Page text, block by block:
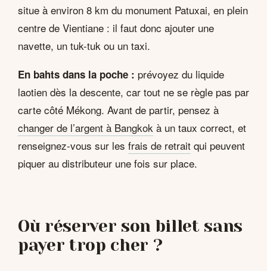
situe à environ 8 km du monument Patuxai, en plein
centre de Vientiane : il faut donc ajouter une
navette, un tuk-tuk ou un taxi.
En bahts dans la poche : prévoyez du liquide
laotien dès la descente, car tout ne se règle pas par
carte côté Mékong. Avant de partir, pensez à
changer de l’argent à Bangkok à un taux correct, et
renseignez-vous sur les frais de retrait qui peuvent
piquer au distributeur une fois sur place.
Où réserver son billet sans
payer trop cher ?